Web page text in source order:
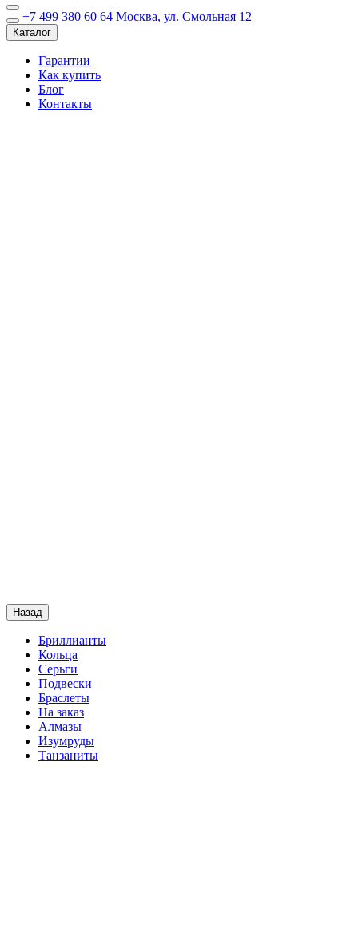
+7 499 380 60 64 Москва, ул. Смольная 12
Каталог
Гарантии
Как купить
Блог
Контакты
Назад
Бриллианты
Кольца
Серьги
Подвески
Браслеты
На заказ
Алмазы
Изумруды
Танзаниты